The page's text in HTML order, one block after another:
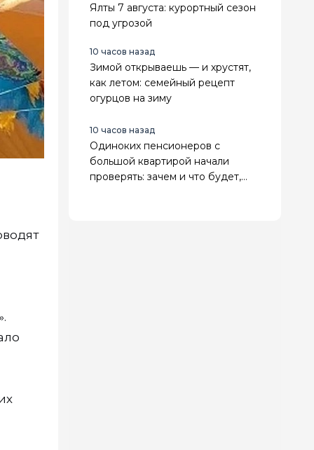
Ялты 7 августа: курортный сезон
под угрозой
10 часов назад
Зимой открываешь — и хрустят,
как летом: семейный рецепт
огурцов на зиму
10 часов назад
Одиноких пенсионеров с
большой квартирой начали
проверять: зачем и что будет,